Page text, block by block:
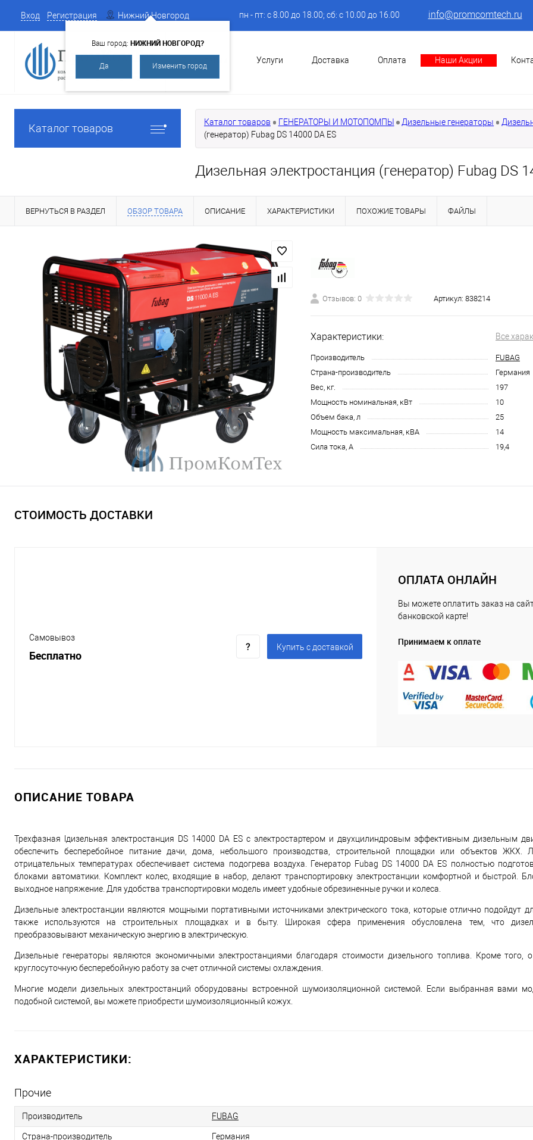
Вход Регистрация Нижний Новгород
Ваш город: НИЖНИЙ НОВГОРОД?
Да Изменить город
пн - пт: с 8.00 до 18.00; сб: с 10.00 до 16.00 info@promcomtech.ru
Услуги Доставка Оплата Наши Акции
Каталог товаров Каталог товаров ГЕНЕРАТОРЫ И МОТОПОМПЫ Дизельные генераторы
(генератор) Fubag DS 14000 DA ES
Дизельная электростанция (генератор) Fubag DS
ВЕРНУТЬСЯ В РАЗДЕЛ ОБЗОР ТОВАРА ОПИСАНИЕ ХАРАКТЕРИСТИКИ ПОХОЖИЕ ТОВАРЫ ФАЙЛЫ
Отзывов: 0 Артикул: 838214
Характеристики: Все
Производитель
FUBAG
Страна-производитель
Германия
Вес, кг.
197
Мощность номинальная, кВт
10
Объем бака, л
25
Мощность максимальная, кВА
14
Сила тока, А
19,4
СТОИМОСТЬ ДОСТАВКИ
Самовывоз
Бесплатно
Купить c доставкой
ОПЛАТА ОНЛАЙН
Вы можете оплатить заказ на
банковской карте!
Принимаем к оплате
ОПИСАНИЕ ТОВАРА
Трехфазная lдизельная электростанция DS 14000 DA ES с электростартером и двухцилиндровым эффективным дизельным
обеспечить бесперебойное питание дачи, дома, небольшого производства, строительной площадки или объектов ЖКХ.
отрицательных температурах обеспечивает система подогрева воздуха. Генератор Fubag DS 14000 DA ES полностью
блоками автоматики. Комплект колес, входящие в набор, делают транспортировку электростанции комфортной и быстрой.
выходное напряжение. Для удобства транспортировки модель имеет удобные обрезиненные ручки и колеса.
Дизельные электростанции являются мощными портативными источниками электрического тока, которые отлично подойдут
также используются на строительных площадках и в быту. Широкая сфера применения обусловлена тем, что
преобразовывают механическую энергию в электрическую.
Дизельные генераторы являются экономичными электростанциями благодаря стоимости дизельного топлива. Кроме того,
круглосуточную бесперебойную работу за счет отличной системы охлаждения.
Многие модели дизельных электростанций оборудованы встроенной шумоизоляционной системой. Если выбранная вами
подобной системой, вы можете приобрести шумоизоляционный кожух.
ХАРАКТЕРИСТИКИ:
Прочие
Производитель FUBAG
Страна-производитель Германия